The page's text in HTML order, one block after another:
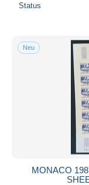
Status
Neu
MONACO